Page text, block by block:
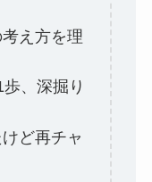
え方を理
、深掘り
ど再チャ